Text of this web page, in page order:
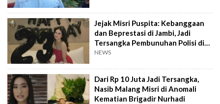
Jejak Misri Puspita: Kebanggaan
dan Beprestasi di Jambi, Jadi
Tersangka Pembunuhan Polisi di
NTB
NEWS
Dari Rp 10 Juta Jadi Tersangka,
Nasib Malang Misri di Anomali
Kematian Brigadir Nurhadi